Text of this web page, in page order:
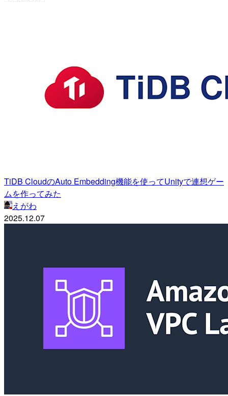
TiDB CloudのAuto Embedding機能を使ってUnityで連想ゲー
ムを作ってみた
えがわ
2025.12.07